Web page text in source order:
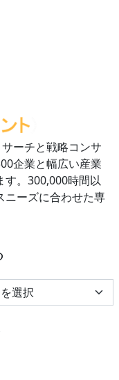
ーチと戦略コンサ
企業と幅広い産業
す。300,000時間以
ニーズに合わせた専
Industry